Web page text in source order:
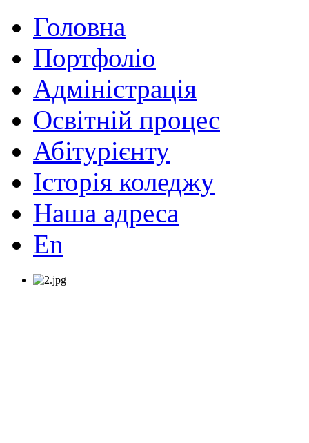
Головна
Портфоліо
Адміністрація
Освітній процес
Абітурієнту
Історія коледжу
Наша адреса
En